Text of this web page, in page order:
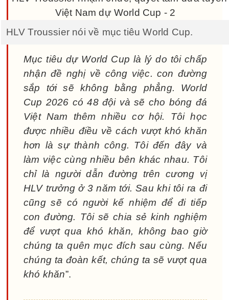
HLV Troussier nói về mục tiêu World Cup.
Mục tiêu dự World Cup là lý do tôi chấp
nhận đề nghị về công việc. con đường
sắp tới sẽ không bằng phẳng. World
Cup 2026 có 48 đội và sẽ cho bóng đá
Việt Nam thêm nhiều cơ hội. Tôi học
được nhiều điều về cách vượt khó khăn
hơn là sự thành công. Tôi đến đây và
làm việc cùng nhiều bên khác nhau. Tôi
chỉ là người dẫn đường trên cương vị
HLV trưởng ở 3 năm tới. Sau khi tôi ra đi
cũng sẽ có người kế nhiệm để đi tiếp
con đường. Tôi sẽ chia sẻ kinh nghiệm
để vượt qua khó khăn, không bao giờ
chúng ta quên mục đích sau cùng. Nếu
chúng ta đoàn kết, chúng ta sẽ vượt qua
khó khăn”.